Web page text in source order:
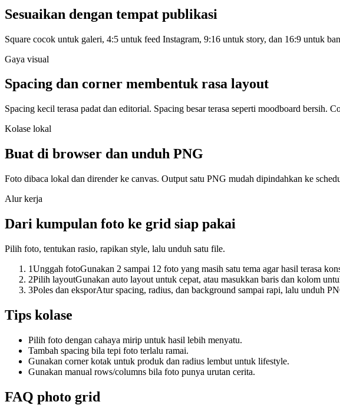
Sesuaikan dengan tempat publikasi
Square cocok untuk galeri, 4:5 untuk feed Instagram, 9:16 untuk story, dan 16:9 untuk
Gaya visual
Spacing dan corner membentuk rasa layout
Spacing kecil terasa padat dan editorial. Spacing besar terasa seperti moodboard
Kolase lokal
Buat di browser dan unduh PNG
Foto dibaca lokal dan dirender ke canvas. Output satu PNG mudah dipindahkan ke
Alur kerja
Dari kumpulan foto ke grid siap pakai
Pilih foto, tentukan rasio, rapikan style, lalu unduh satu file.
1Unggah fotoGunakan 2 sampai 12 foto yang masih satu tema agar hasil terasa
2Pilih layoutGunakan auto layout untuk cepat, atau masukkan baris dan kolom
3Poles dan eksporAtur spacing, radius, dan background sampai rapi, lalu unduh
Tips kolase
Pilih foto dengan cahaya mirip untuk hasil lebih menyatu.
Tambah spacing bila tepi foto terlalu ramai.
Gunakan corner kotak untuk produk dan radius lembut untuk lifestyle.
Gunakan manual rows/columns bila foto punya urutan cerita.
FAQ photo grid